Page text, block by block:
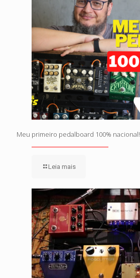
Meu primeiro pedalboard 100% nacional!
Leia mais